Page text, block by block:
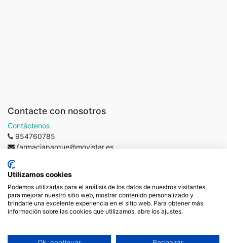
Contacte con nosotros
Contáctenos
954760785
farmaciaparque@movistar.es
Farmacia del Parque
Farmacia del Parque
dispensación profesional de edicamentos y productos
sanitarios, el asesoramiento personalizado en el cuidado de la
salud y la oferta especializada de servicios de atención
Utilizamos cookies
Podemos utilizarlas para el análisis de los datos de nuestros visitantes,
para mejorar nuestro sitio web, mostrar contenido personalizado y
brindarle una excelente experiencia en el sitio web. Para obtener más
información sobre las cookies que utilizamos, abre los ajustes.